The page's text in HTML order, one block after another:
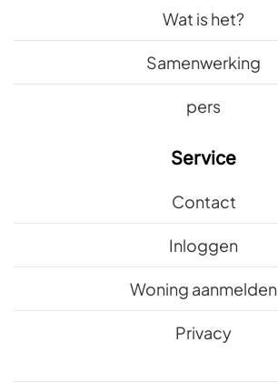
Wat is het?
Samenwerking
pers
Service
Contact
Inloggen
Woning aanmelden
Privacy